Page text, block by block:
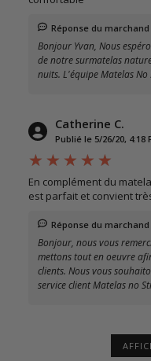
Réponse du marchand
Bonjour Yvan, Nous
de notre surmatelas
nuits. L'équipe Matelas No
Catherine C.
Publié le 5/26/20, 4:18
En complément du
est parfait et convient
Réponse du marchand
Bonjour, nous vous
mettons tout en oeuvre
clients. Nous vous
service client Matelas no